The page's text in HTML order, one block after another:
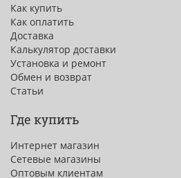
Как купить
Как оплатить
Доставка
Калькулятор доставки
Установка и ремонт
Обмен и возврат
Статьи
Где купить
Интернет магазин
Сетевые магазины
Оптовым клиентам